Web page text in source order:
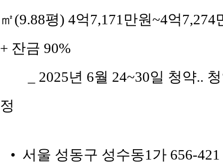
㎡(9.88평) 4억7,171만원~4억
+ 잔금 90%
_ 2025년 6월 24~30일 청약..
정
• 서울 성동구 성수동1가 656-